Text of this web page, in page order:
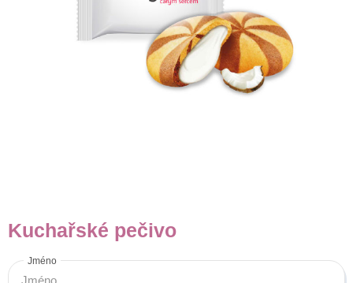
Kuchařské pečivo
Jméno